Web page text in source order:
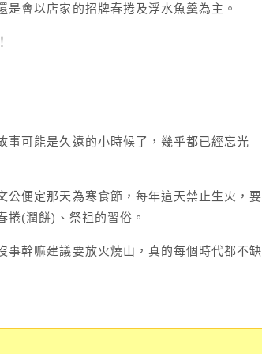
會以店家的招牌春捲及浮水魚羹為主。
事可能是久遠的小時候了，幾乎都已經忘光
公便定那天為寒食節，每年這天禁止生火，要
捲(潤餅)、祭祖的習俗。
事幹嘛建議要放火燒山，真的每個時代都不缺